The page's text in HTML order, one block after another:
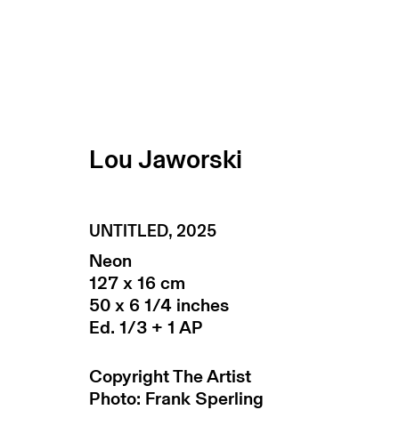
25 november 2025 -
berlin
Lou Jaworski
UNTITLED, 2025
Neon
127 x 16 cm
50 x 6 1/4 inches
Ed. 1/3 + 1 AP
Copyright The Artist
Photo: Frank Sperling